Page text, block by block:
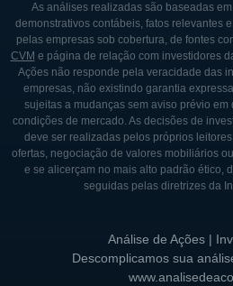
As análises realizadas são baseadas
demonstrativos contábeis, fatos relevantes
pelas empresas sob cobertura, de fontes
CVM e página de relação com investidores
Ações não responde pela veracidade das
empresas, não existindo garantia
sujeitas a mudanças sem aviso prévio
condições de mercado. As decisões de
deve ser realizadas pelos próprios
ofertas, negociação de valores mobiliários
e se alicerçam no mais alto padrão ético,
seguidas pelas diretrizes da
Análise de Ações |
Descomplicamos sua